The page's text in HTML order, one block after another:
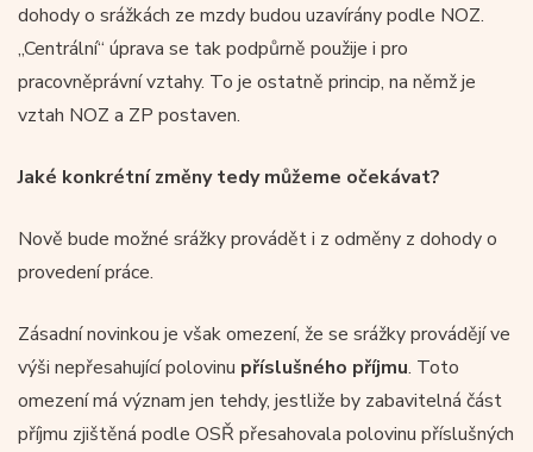
dohody o srážkách ze mzdy budou uzavírány podle NOZ.
„Centrální“ úprava se tak podpůrně použije i pro
pracovněprávní vztahy. To je ostatně princip, na němž je
vztah NOZ a ZP postaven.
Jaké konkrétní změny tedy můžeme očekávat?
Nově bude možné srážky provádět i z odměny z dohody o
provedení práce.
Zásadní novinkou je však omezení, že se srážky provádějí ve
výši nepřesahující polovinu příslušného příjmu. Toto
omezení má význam jen tehdy, jestliže by zabavitelná část
příjmu zjištěná podle OSŘ přesahovala polovinu příslušných